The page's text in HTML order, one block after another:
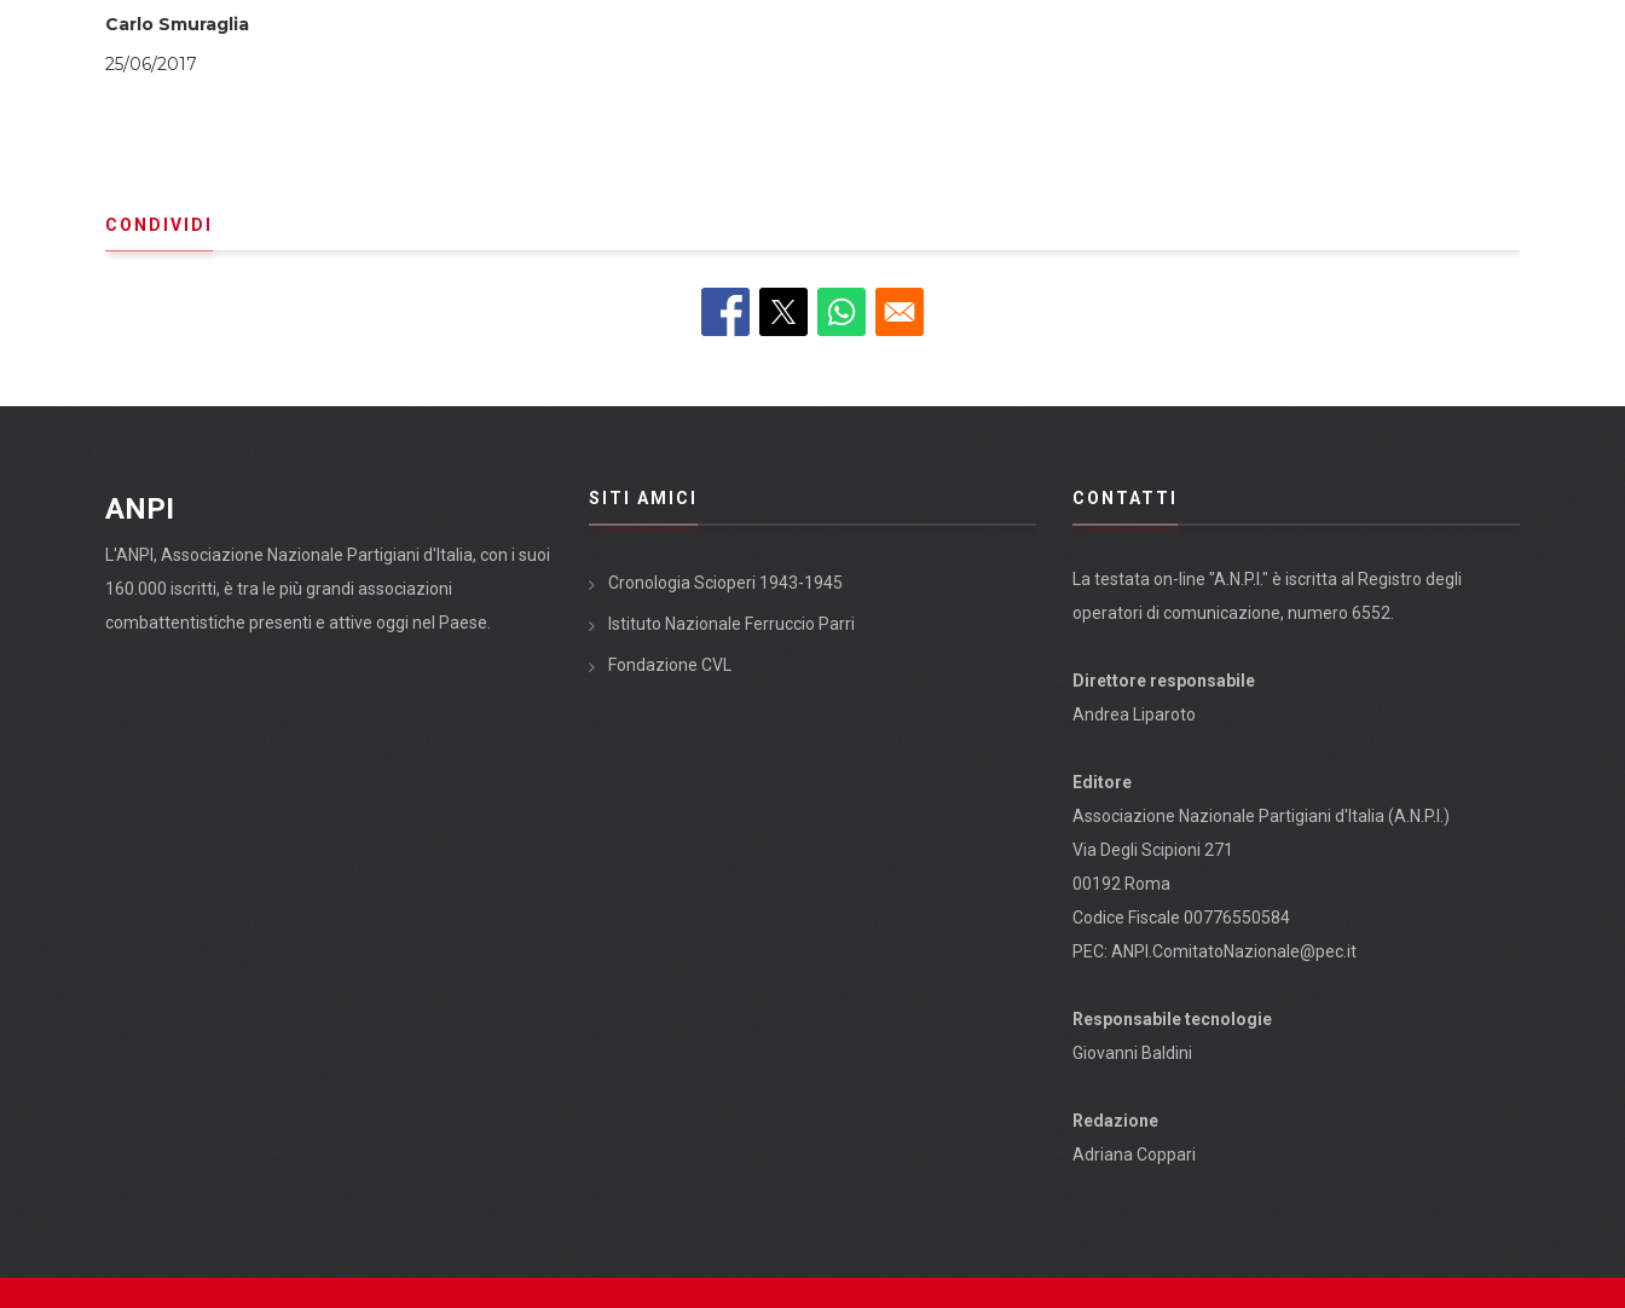
Carlo Smuraglia
25/06/2017
CONDIVIDI
ANPI
L'ANPI, Associazione Nazionale Partigiani d'Italia, con i suoi
160.000 iscritti, è tra le più grandi associazioni
combattentistiche presenti e attive oggi nel Paese.
SITI AMICI
Cronologia Scioperi 1943-1945
Istituto Nazionale Ferruccio Parri
Fondazione CVL
CONTATTI
La testata on-line "A.N.P.I." è iscritta al Registro degli
operatori di comunicazione, numero 6552.
Direttore responsabile
Andrea Liparoto
Editore
Associazione Nazionale Partigiani d'Italia (A.N.P.I.)
Via Degli Scipioni 271
00192 Roma
Codice Fiscale 00776550584
PEC: ANPI.ComitatoNazionale@pec.it
Responsabile tecnologie
Giovanni Baldini
Redazione
Adriana Coppari